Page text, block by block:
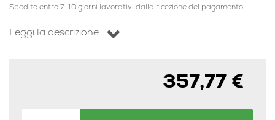
Spedito entro 7-10 giorni lavorativi dalla ricezione del pagamento
Leggi la descrizione
357,77 €